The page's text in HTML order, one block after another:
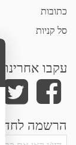
כתובות
סל קניות
עקבו אחרינו
הרשמה